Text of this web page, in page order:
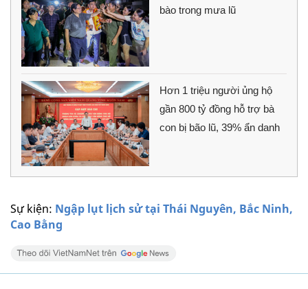
Sự kiện: Ngập lụt lịch sử tại Thái Nguyên, Bắc Ninh,
Cao Bằng
bào trong mưa lũ
Hơn 1 triệu người ủng hộ
gần 800 tỷ đồng hỗ trợ bà
con bị bão lũ, 39% ẩn danh